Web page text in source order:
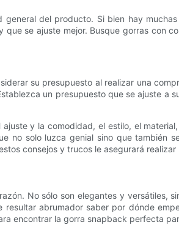
del producto. Si bien hay
se ajuste mejor. Busque gorras con
su presupuesto al realizar una
un presupuesto que se ajuste a
y la comodidad, el estilo, el
no solo luzca genial sino que también
consejos y trucos le asegurará
No sólo son elegantes y versátiles,
abrumador saber por dónde
encontrar la gorra snapback perfecta